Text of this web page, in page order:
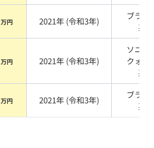
万円 2021年 (令和3年)
ブラッ
系
万円 2021年 (令和3年)
ソニッ
クォー
系
万円 2021年 (令和3年)
ブラッ
系